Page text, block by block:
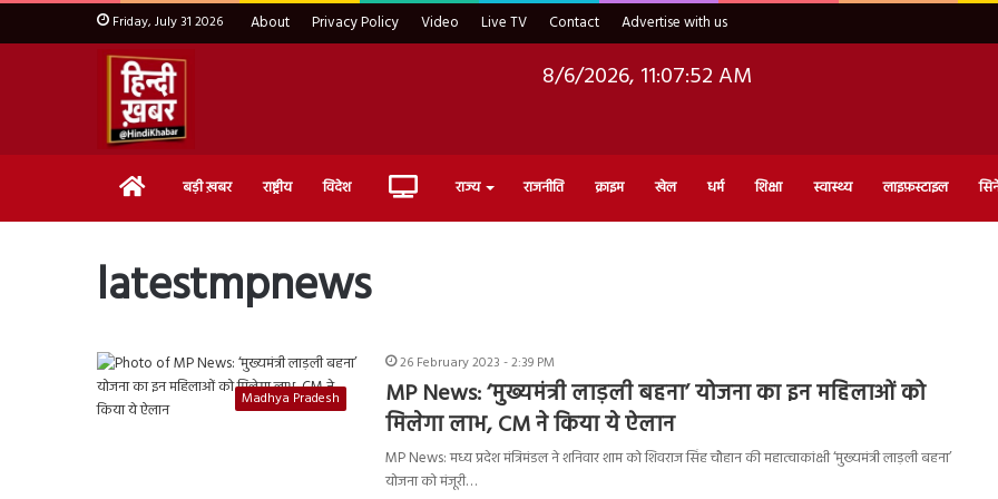
Friday, July 31 2026 About Privacy Policy Video Live TV Contact Advertise with us
8/6/2026, 11:07:53 AM
Home बड़ी ख़बर राष्ट्रीय विदेश Live राज्य राजनीति क्राइम खेल धर्म शिक्षा स्वास्थ्य लाइफ़स्टाइल
latestmpnews
Madhya Pradesh
26 February 2023 - 2:39 PM
MP News:‘मुख्यमंत्री लाड़ली बहना’योजना काइन महिलाओं को
मिलेगा लाभ, CMने किया येऐलान
MP News: मध्य प्रदेश मंत्रिमंडल ने शनिवार शाम को शिवराज सिंह चौहान की महात्वाकांक्षी ‘मुख्यमंत्री लाड़ली बहना’
योजना को मंजूरी…